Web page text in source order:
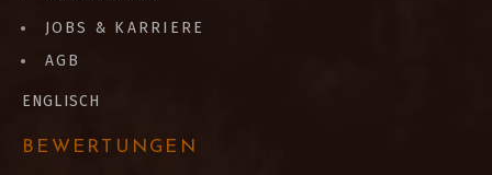
JOBS & KARRIERE
AGB
ENGLISCH
BEWERTUNGEN